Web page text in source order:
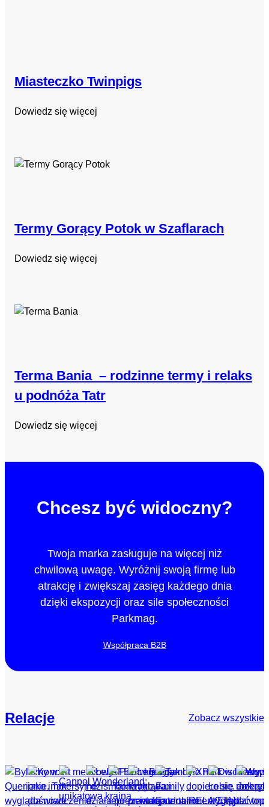
Miasteczko Twinpigs
Dowiedz się więcej
Termy Gorący Potok w Szaflarach
Dowiedz się więcej
Terma Bania – rodzinne termy i relaks
u podnóża Tatr
Dowiedz się więcej
Chcesz być widoczny?
Twoja marka zasługuje na więcej niż
chwilową uwagę. Wyróżnij swoją firmę lub
atrakcję i zwiększaj zasięg każdego dnia
dzięki ekspozycji oraz sile społeczności
Parkmag.
Współpraca B2B
Relacje Zobacz wszystkie